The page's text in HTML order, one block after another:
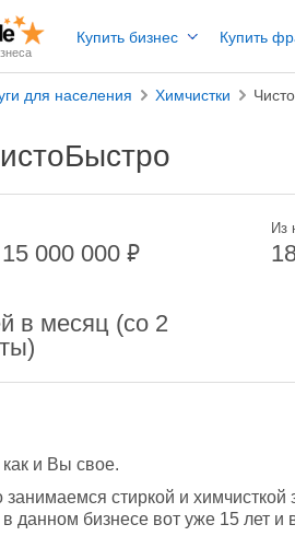
Купить бизнес Купить
для населения Химчистки
000 000 ₽
Из
в месяц (со 2
и Вы свое.
стиркой и химчисткой
данном бизнесе вот уже 15 лет